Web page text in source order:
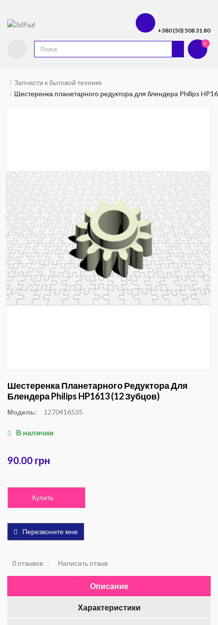
+380 (50) 508 31 80
0
Запчасти к бытовой технике
Шестеренка планетарного редуктора для блендера Philips
Шестеренка Планетарного Редуктора Для
Блендера Philips HP1613 (12 Зубцов)
Модель: 1270416535
В наличии
90.00 грн
Купить
Перезвоните мне
0 отзывов Написать отзыв
Описание
Характеристики